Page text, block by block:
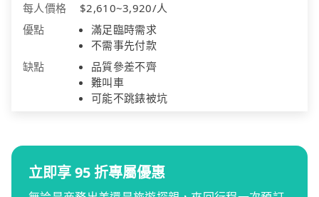
每人價格
$2,610~3,920/人
優點
滿足臨時需求
不需事先付款
缺點
品質參差不齊
難叫車
可能不跳錶被坑
立即享 95 折專屬優惠